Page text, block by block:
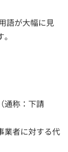
語が大幅に見
通称：下請
業者に対する代